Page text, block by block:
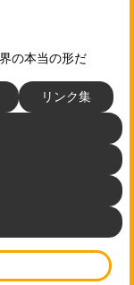
の本当の形だ
リンク集